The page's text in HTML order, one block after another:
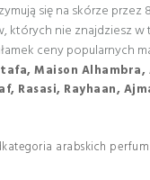
się na skórze przez
nie znajdziesz w
ceny popularnych
Maison Alhambra,
Rasasi, Rayhaan,
arabskich